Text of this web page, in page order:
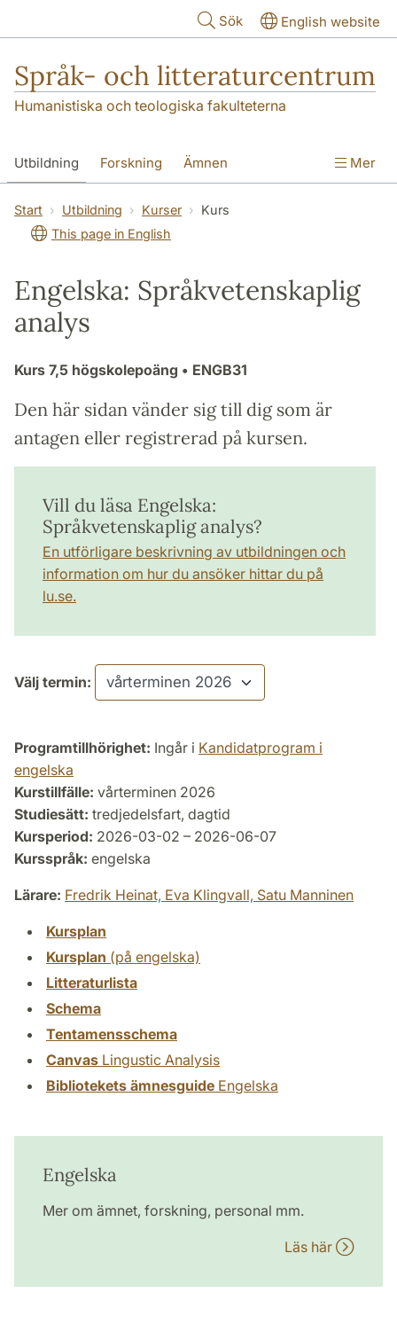
Sök English website
Språk- och litteraturcentrum
Humanistiska och teologiska fakulteterna
Utbildning Forskning Ämnen
SOL-husen Kontakt Institutionen
översättning till svenska
Mer
Start Utbildning Kurser
Kurs
This page in English
Engelska: Språkvetenskaplig
analys
Kurs 7,5 högskolepoäng • ENGB31
Den här sidan vänder sig till dig som är
antagen eller registrerad på kursen.
Vill du läsa Engelska:
Språkvetenskaplig analys?
En utförligare beskrivning av utbildningen och
information om hur du ansöker hittar du på
lu.se.
Välj termin:
Programtillhörighet: Ingår i Kandidatprogram i
engelska
Kurstillfälle: vårterminen 2026
Studiesätt: tredjedelsfart, dagtid
Kursperiod: 2026-03-02 – 2026-06-07
Kursspråk: engelska
Lärare: Fredrik Heinat, Eva Klingvall, Satu Manninen
Kursplan
Kursplan (på engelska)
Litteraturlista
Schema
Tentamensschema
Canvas Lingustic Analysis
Bibliotekets ämnesguide Engelska
Engelska
Mer om ämnet, forskning, personal mm.
Läs här